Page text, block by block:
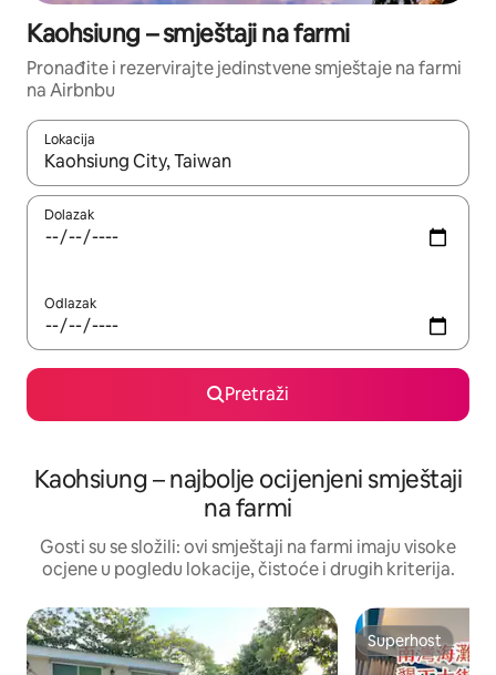
Kaohsiung – smještaji na farmi
Pronađite i rezervirajte jedinstvene smještaje na farmi
na Airbnbu
Lokacija
Kada budu dostupni rezultati, moći ćete ih pregledati
Dolazak
Odlazak
Pretraži
Kaohsiung – najbolje ocijenjeni smještaji
na farmi
Gosti su se složili: ovi smještaji na farmi imaju visoke
ocjene u pogledu lokacije, čistoće i drugih kriterija.
Superhost
Superhost